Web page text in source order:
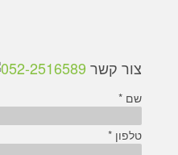
צור קשר 052-2516589
שם *
טלפון *